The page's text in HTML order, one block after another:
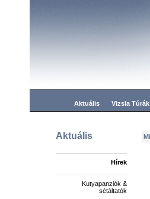
Aktuális Vizsla Túrák
Aktuális
Hírek
Kutyapanziók &
sétáltatók